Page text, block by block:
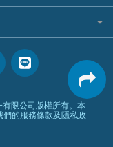
限公司版權所有。本
們的服務條款及隱私政